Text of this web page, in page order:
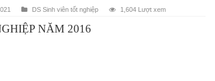
DS Sinh viên tốt nghiệp 1,604 Lượt xem
NĂM 2016